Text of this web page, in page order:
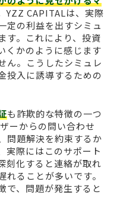
YZZ CAPITALは、実際
定の利益を出すシミュ
す。これにより、投資
くかのように感じます
ん。こうしたシミュレ
投入に誘導するための
も詐欺的な特徴の一つ
ーからの問い合わせ
問題解決を約束するか
実際にはこのサポート
刻化すると連絡が取れ
ることが多いです。
で、問題が発生すると